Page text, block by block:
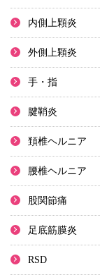
内側上顆炎
外側上顆炎
手・指
腱鞘炎
頚椎ヘルニア
腰椎ヘルニア
股関節痛
足底筋膜炎
RSD